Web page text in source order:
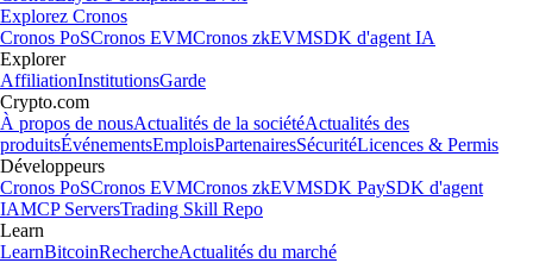
Explorez Cronos
Cronos PoSCronos EVMCronos zkEVMSDK d'agent IA
Explorer
AffiliationInstitutionsGarde
Crypto.com
À propos de nousActualités de la sociétéActualités des
produitsÉvénementsEmploisPartenairesSécuritéLicences & Permis
Développeurs
Cronos PoSCronos EVMCronos zkEVMSDK PaySDK d'agent
IAMCP ServersTrading Skill Repo
Learn
LearnBitcoinRechercheActualités du marché